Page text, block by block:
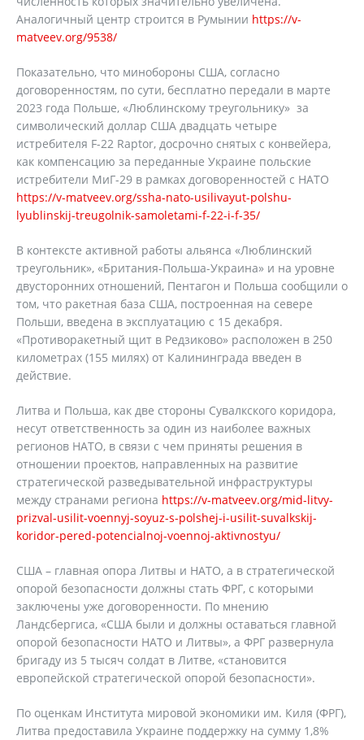
Аналогичный центр строится в Румынии https://v-
matveev.org/9538/
Показательно, что минобороны США, согласно
договоренностям, по сути, бесплатно передали в марте
2023 года Польше, «Люблинскому треугольнику» за
символический доллар США двадцать четыре
истребителя F-22 Raptor, досрочно снятых с конвейера,
как компенсацию за переданные Украине польские
истребители МиГ-29 в рамках договоренностей с НАТО
https://v-matveev.org/ssha-nato-usilivayut-polshu-
lyublinskij-treugolnik-samoletami-f-22-i-f-35/
В контексте активной работы альянса «Люблинский
треугольник», «Британия-Польша-Украина» и на уровне
двусторонних отношений, Пентагон и Польша сообщили о
том, что ракетная база США, построенная на севере
Польши, введена в эксплуатацию с 15 декабря.
«Противоракетный щит в Редзиково» расположен в 250
километрах (155 милях) от Калининграда введен в
действие.
Литва и Польша, как две стороны Сувалкского коридора,
несут ответственность за один из наиболее важных
регионов НАТО, в связи с чем приняты решения в
отношении проектов, направленных на развитие
стратегической разведывательной инфраструктуры
между странами региона https://v-matveev.org/mid-litvy-
prizval-usilit-voennyj-soyuz-s-polshej-i-usilit-suvalkskij-
koridor-pered-potencialnoj-voennoj-aktivnostyu/
США – главная опора Литвы и НАТО, а в стратегической
опорой безопасности должны стать ФРГ, с которыми
заключены уже договоренности. По мнению
Ландсбергиса, «США были и должны оставаться главной
опорой безопасности НАТО и Литвы», а ФРГ развернула
бригаду из 5 тысяч солдат в Литве, «становится
европейской стратегической опорой безопасности».
По оценкам Института мировой экономики им. Киля (ФРГ),
Литва предоставила Украине поддержку на сумму 1,8%